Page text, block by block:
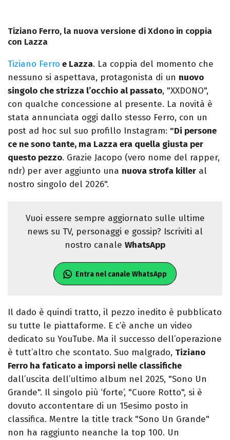
Tiziano Ferro, la nuova versione di Xdono in coppia
con Lazza
Tiziano Ferro e Lazza. La coppia del momento che
nessuno si aspettava, protagonista di un nuovo
singolo che strizza l’occhio al passato, "XXDONO",
con qualche concessione al presente. La novità è
stata annunciata oggi dallo stesso Ferro, con un
post ad hoc sul suo profillo Instagram: "Di persone
ce ne sono tante, ma Lazza era quella giusta per
questo pezzo. Grazie Jacopo (vero nome del rapper,
ndr) per aver aggiunto una nuova strofa killer al
nostro singolo del 2026".
Vuoi essere sempre aggiornato sulle ultime
news su TV, personaggi e gossip? Iscriviti al
nostro canale WhatsApp
Entra nel canale WhatsApp
Il dado è quindi tratto, il pezzo inedito è pubblicato
su tutte le piattaforme. E c’è anche un video
dedicato su YouTube. Ma il successo dell’operazione
è tutt’altro che scontato. Suo malgrado, Tiziano
Ferro ha faticato a imporsi nelle classifiche
dall’uscita dell’ultimo album nel 2025, "Sono Un
Grande". Il singolo più ‘forte’, "Cuore Rotto", si è
dovuto accontentare di un 15esimo posto in
classifica. Mentre la title track "Sono Un Grande"
non ha raggiunto neanche la top 100. Un